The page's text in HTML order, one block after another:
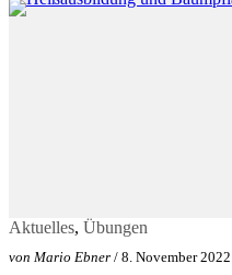
Aktuelles, Übungen
von Mario Ebner / 8. November 2022